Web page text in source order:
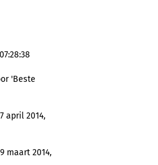
'Beste
april 2014,
maart 2014,